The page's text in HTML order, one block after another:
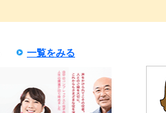
一覧をみる